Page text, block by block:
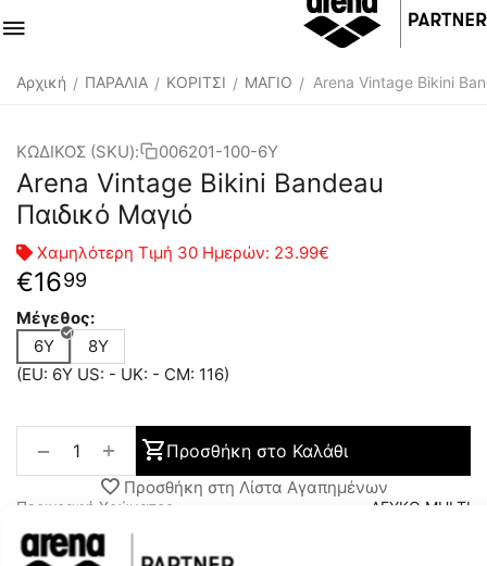
Αρχική / ΠΑΡΑΛΙΑ / ΚΟΡΙΤΣΙ / ΜΑΓΙΟ / Arena Vintage Bikini
ΚΩΔΙΚΟΣ (SKU): 006201-100-6Y
Arena Vintage Bikini Bandeau
Παιδικό Μαγιό
Χαμηλότερη Τιμή 30 Ημερών: 23.99€
€1699
Μέγεθος:
6Y
8Y
(EU: 6Y US: - UK: - CM: 116)
+
− Προσθήκη στο Καλάθι
Προσθήκη στη Λίστα Αγαπημένων
Περιγραφή Χρώματος
ΛΕΥΚΟ MULTI